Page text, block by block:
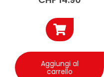
Aggiungi al
carrello